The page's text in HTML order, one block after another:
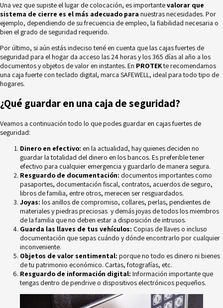
Una vez que supiste el lugar de colocación, es importantevalorar que
sistema de cierre es el más adecuado para nuestras necesidades. Por
ejemplo, dependiendo de su frecuencia de empleo, la fiabilidad necesaria o
bien el grado de seguridad requerido.
Por último, si aún estás indeciso tené en cuenta que las cajas fuertes de
seguridad para el hogar da acceso las 24 horas y los 365 días al año a los
documentos y objetos de valor en instantes. En PROTEKte recomendamos
una caja fuerte con teclado digital, marca SAFEWELL, ideal para todo tipo de
hogares.
¿Qué guardar en una caja de seguridad?
Veamos a continuación todo lo que podes guardar en cajas fuertes de
seguridad:
Dinero en efectivo: en la actualidad, hay quienes deciden no
guardar la totalidad del dinero en los bancos. Es preferible tener
efectivo para cualquier emergencia y guardarlo de manera segura.
Resguardo de documentación: documentos importantes como
pasaportes, documentación fiscal, contratos, acuerdos de seguro,
libros de familia, entre otros, merecen ser resguardados.
Joyas: los anillos de compromiso, collares, perlas, pendientes de
materiales y piedras preciosas y demás joyas de todos los miembros
de la familia que no deben estar a disposición de intrusos.
Guarda las llaves de tus vehículos: Copias de llaves o incluso
documentación que sepas cuándo y dónde encontrarlo por cualquier
inconveniente.
Objetos de valor sentimental: porque no todo es dinero ni bienes
de tu patrimonio económico. Cartas, fotografías, etc.
Resguardo de información digital: Información importante que
tengas dentro de pendrive o dispositivos electrónicos pequeños.